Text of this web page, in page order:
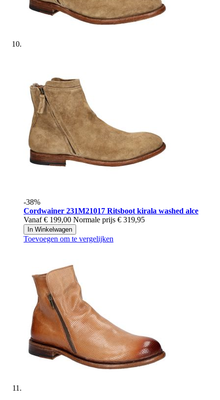
-38%
Cordwainer 231M21017 Ritsboot kirala washed alce
Vanaf € 199,00 Normale prijs € 319,95
In Winkelwagen
Toevoegen om te vergelijken